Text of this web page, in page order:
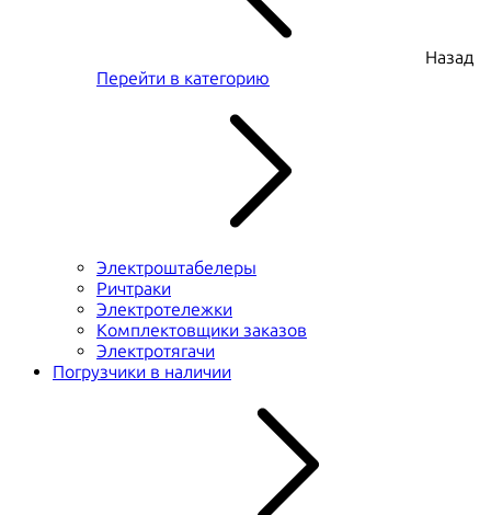
Назад
Перейти в категорию
Электроштабелеры
Ричтраки
Электротележки
Комплектовщики заказов
Электротягачи
Погрузчики в наличии